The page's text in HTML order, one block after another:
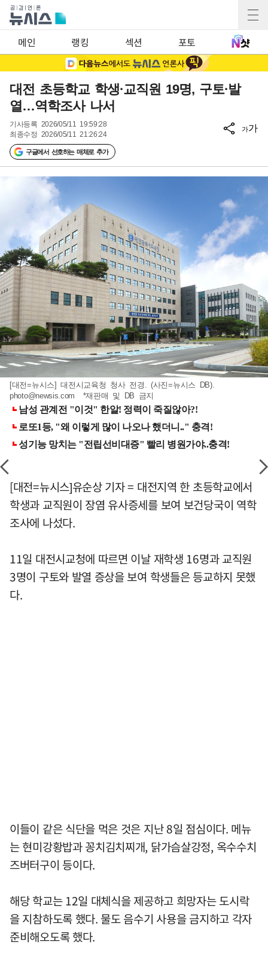
메인 랭킹 섹션 포토
대전 초등학교 학생·교직원 19명, 구토·발
열…역학조사 나서
기사등록 2026/05/11 19:59:28
최종수정 2026/05/11 21:26:24
구글에서 선호하는 매체로 추가
가가
[대전=뉴시스] 대전시교육청 청사 전경. (사진=뉴시스 DB).
photo@newsis.com *재판매 및 DB 금지
[대전=뉴시스]유순상 기자 = 대전지역 한 초등학교에서
학생과 교직원이 장염 유사증세를 보여 보건당국이 역학
조사에 나섰다.
11일 대전시교청에 따르면 이날 재학생 16명과 교직원
3명이 구토와 발열 증상을 보여 학생들은 등교하지 못했
다.
이들이 같은 식단을 먹은 것은 지난 8일 점심이다. 메뉴
는 현미강황밥과 꽁치김치찌개, 닭가슴살강정, 옥수수치
즈버터구이 등이다.
해당 학교는 12일 대체식을 제공하고 희망자는 도시락
을 지참하도록 했다. 물도 음수기 사용을 금지하고 각자
준비해오도록 했다.